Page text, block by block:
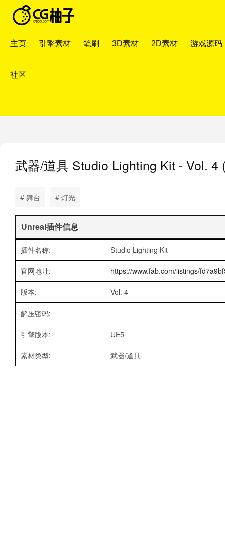
主页 引擎素材 笔刷 3D素材 2D素材 游戏源码
社区
武器/道具 Studio Lighting Kit - Vol. 4
# 舞台 # 灯光
Unreal插件信息
插件名称: Studio Lighting Kit
官网地址: https://www.fab.com/listings/
版本: Vol. 4
解压密码:
引擎版本: UE5
素材类型: 武器/道具